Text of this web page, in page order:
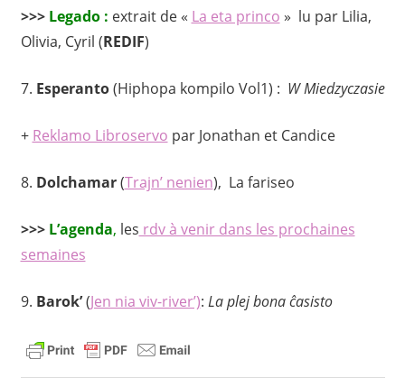
>>> Legado : extrait de « La eta princo » lu par Lilia,
Olivia, Cyril (REDIF)
7. Esperanto(Hiphopa kompilo Vol1) : W Miedzyczasie
+ Reklamo Libroservo par Jonathan et Candice
8. Dolchamar(Trajn’ nenien), La fariseo
>>> L’agenda, les rdv à venir dans les prochaines
semaines
9. Barok’(Jen nia viv-river’): La plej bona ĉasisto